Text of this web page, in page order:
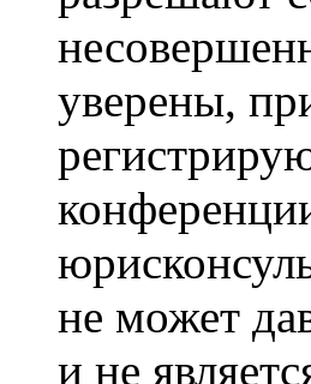
уверены,
не может
и не